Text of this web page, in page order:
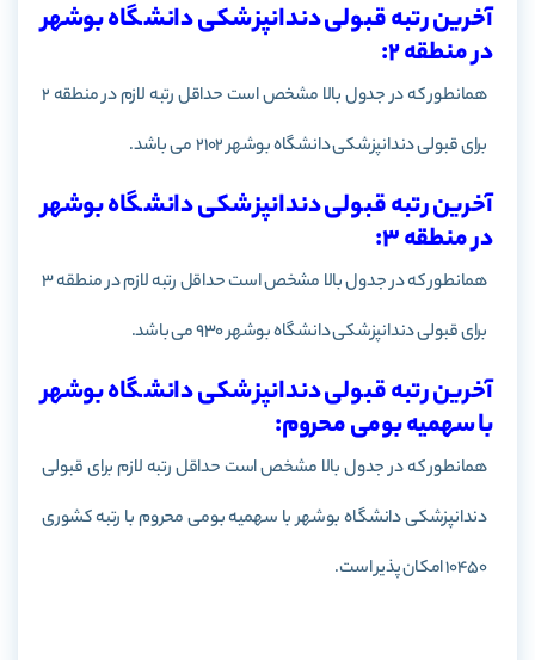
آخرین رتبه قبولی دندانپزشکی دانشگاه بوشهر
در منطقه 2:
همانطور که در جدول بالا مشخص است حداقل رتبه لازم در منطقه 2
برای قبولی دندانپزشکی دانشگاه بوشهر 2102 می باشد.
آخرین رتبه قبولی دندانپزشکی دانشگاه بوشهر
در منطقه 3:
همانطور که در جدول بالا مشخص است حداقل رتبه لازم در منطقه 3
برای قبولی دندانپزشکی دانشگاه بوشهر 930 می باشد.
آخرین رتبه قبولی دندانپزشکی دانشگاه بوشهر
با سهمیه بومی محروم:
همانطور که در جدول بالا مشخص است حداقل رتبه لازم برای قبولی
دندانپزشکی دانشگاه بوشهر با سهمیه بومی محروم با رتبه کشوری
10450 امکان پذیر است.